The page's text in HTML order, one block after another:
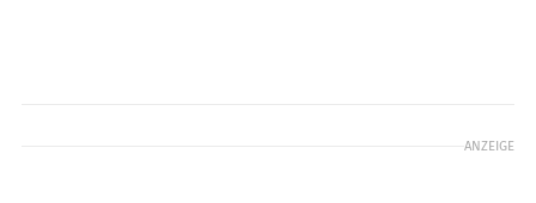
ANZEIGE